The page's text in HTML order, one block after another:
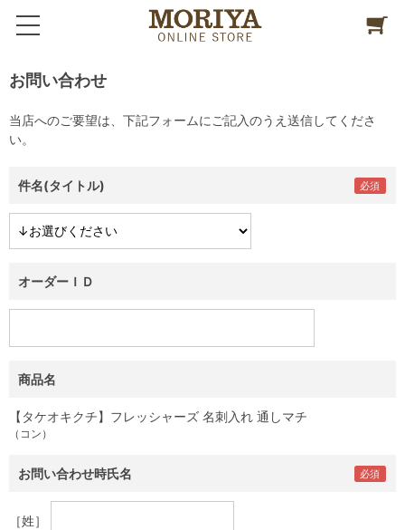
お問い合わせ
当店へのご要望は、下記フォームにご記入のうえ送信してくださ
い。
件名(タイトル)
オーダーＩＤ
商品名
【タケオキクチ】フレッシャーズ 名刺入れ 通しマチ
（コン）
お問い合わせ時氏名
［姓］